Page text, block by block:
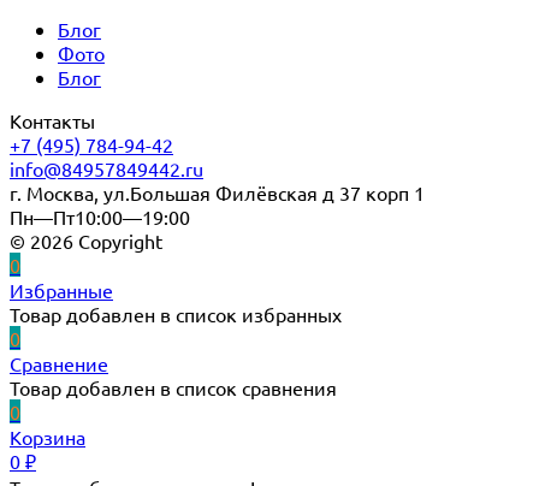
Блог
Фото
Блог
Контакты
+7 (495) 784-94-42
info@84957849442.ru
г. Москва, ул.Большая Филёвская д 37 корп 1
Пн—Пт10:00—19:00
© 2026 Copyright
0
Избранные
Товар добавлен в список избранных
0
Сравнение
Товар добавлен в список сравнения
0
Корзина
0 ₽